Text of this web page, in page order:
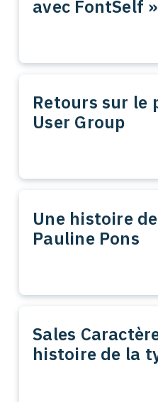
avec FontSelf »
Retours sur le
User Group
Une histoire
Pauline Pons
Sales
histoire de la